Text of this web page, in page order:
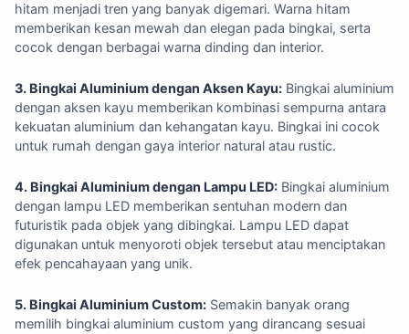
hitam menjadi tren yang banyak digemari. Warna hitam
memberikan kesan mewah dan elegan pada bingkai, serta
cocok dengan berbagai warna dinding dan interior.
3. Bingkai Aluminium dengan Aksen Kayu: Bingkai aluminium
dengan aksen kayu memberikan kombinasi sempurna antara
kekuatan aluminium dan kehangatan kayu. Bingkai ini cocok
untuk rumah dengan gaya interior natural atau rustic.
4. Bingkai Aluminium dengan Lampu LED: Bingkai aluminium
dengan lampu LED memberikan sentuhan modern dan
futuristik pada objek yang dibingkai. Lampu LED dapat
digunakan untuk menyoroti objek tersebut atau menciptakan
efek pencahayaan yang unik.
5. Bingkai Aluminium Custom: Semakin banyak orang
memilih bingkai aluminium custom yang dirancang sesuai